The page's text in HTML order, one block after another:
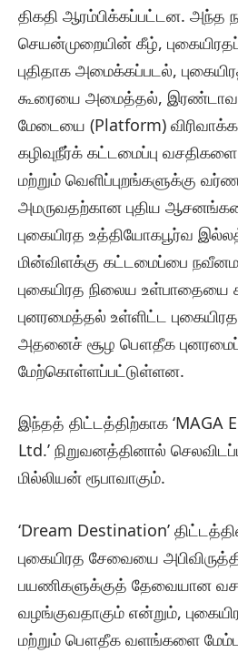
திகதி ஆரம்பிக்கப்பட்டன.
செயன்முறையின் கீழ்,
புதிதாக அமைக்கப்படல்,
கூரையை அமைத்தல்,
மேடையை (Platform)
கழிவுநீர்க் கட்டமைப்பு
மற்றும் வெளிப்புறங்களுக்கு
அமருவதற்கான புதிய
புகையிரத உத்தியோகபூர்வ
மின்விளக்கு கட்டமைப்பை
புகையிரத நிலைய உள்பாதையை
புனரமைத்தல் உள்ளிட்ட
அதனைச் சூழ பௌதீக
மேற்கொள்ளப்பட்டுள்ளன.
இந்தத் திட்டத்திற்காக ‘MAGA
Ltd.’ நிறுவனத்தினால்
மில்லியன் ரூபாவாகும்.
‘Dream Destination’
புகையிரத சேவையை
பயணிகளுக்குத் தேவையான
வழங்குவதாகும் என்றும்,
மற்றும் பௌதீக வளங்களை